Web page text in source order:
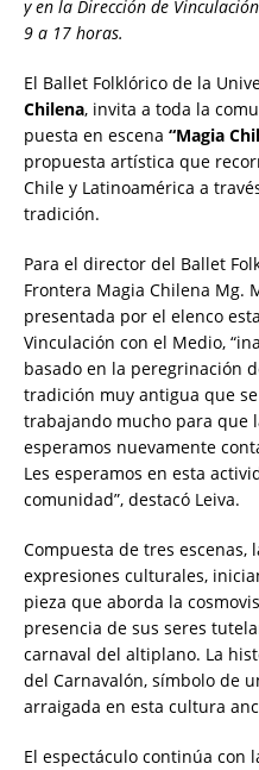
y en la Dirección de
9 a 17 horas.
El Ballet Folklórico de la
Chilena, invita a toda la
puesta en escena “Magia
propuesta artística que
Chile y Latinoamérica a
tradición.
Para el director del Ballet
Frontera Magia Chilena Mg.
presentada por el elenco
Vinculación con el Medio,
basado en la peregrinación
tradición muy antigua que
trabajando mucho para que
esperamos nuevamente
Les esperamos en esta
comunidad”, destacó Leiva.
Compuesta de tres escenas,
expresiones culturales,
pieza que aborda la
presencia de sus seres
carnaval del altiplano. La
del Carnavalón, símbolo de
arraigada en esta cultura
El espectáculo continúa con